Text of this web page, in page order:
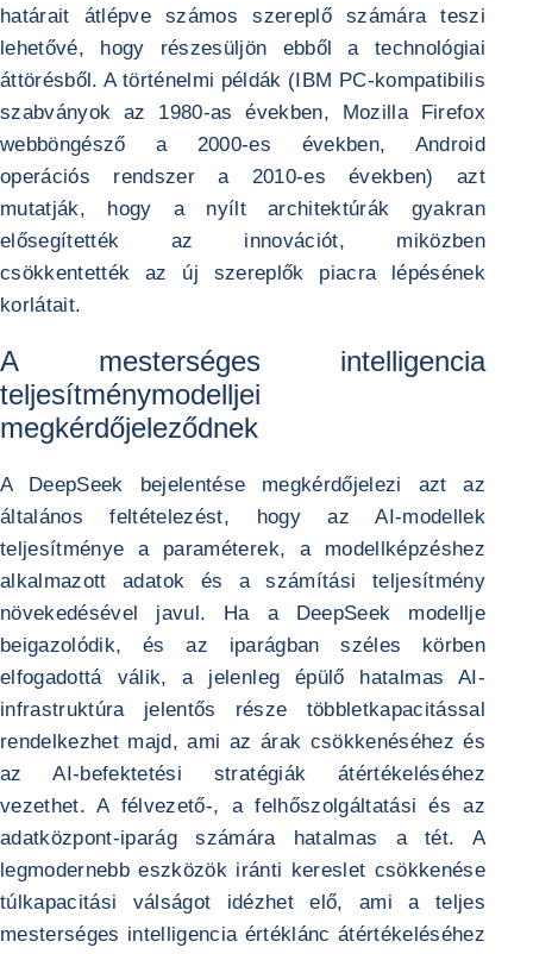
határait átlépve számos szereplő számára teszi
lehetővé, hogy részesüljön ebből a technológiai
áttörésből. A történelmi példák (IBM PC-kompatibilis
szabványok az 1980-as években, Mozilla Firefox
webböngésző a 2000-es években, Android
operációs rendszer a 2010-es években) azt
mutatják, hogy a nyílt architektúrák gyakran
elősegítették az innovációt, miközben
csökkentették az új szereplők piacra lépésének
korlátait.
A mesterséges intelligencia
teljesítménymodelljei
megkérdőjeleződnek
A DeepSeek bejelentése megkérdőjelezi azt az
általános feltételezést, hogy az AI-modellek
teljesítménye a paraméterek, a modellképzéshez
alkalmazott adatok és a számítási teljesítmény
növekedésével javul. Ha a DeepSeek modellje
beigazolódik, és az iparágban széles körben
elfogadottá válik, a jelenleg épülő hatalmas AI-
infrastruktúra jelentős része többletkapacitással
rendelkezhet majd, ami az árak csökkenéséhez és
az AI-befektetési stratégiák átértékeléséhez
vezethet. A félvezető-, a felhőszolgáltatási és az
adatközpont-iparág számára hatalmas a tét. A
legmodernebb eszközök iránti kereslet csökkenése
túlkapacitási válságot idézhet elő, ami a teljes
mesterséges intelligencia értéklánc átértékeléséhez